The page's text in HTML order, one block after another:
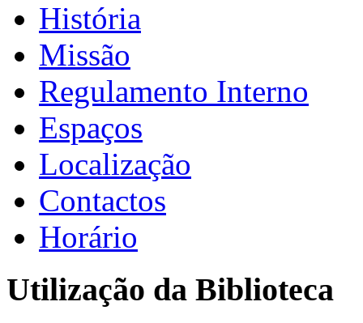
História
Missão
Regulamento Interno
Espaços
Localização
Contactos
Horário
Utilização da Biblioteca